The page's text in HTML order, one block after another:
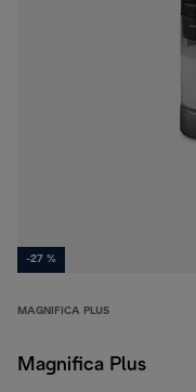
-27 %
MAGNIFICA PLUS
Magnifica Plus